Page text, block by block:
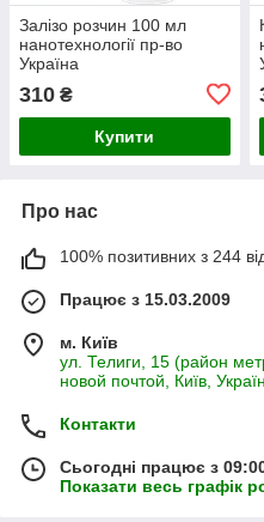
Залізо розчин 100 мл
нанотехнології пр-во
Україна
310 ₴
Купити
Про нас
100% позитивних з 244
Працює з 15.03.2009
м. Київ
ул. Телиги, 15 (район
новой почтой, Київ,
Контакти
Сьогодні працює з
Показати весь графік